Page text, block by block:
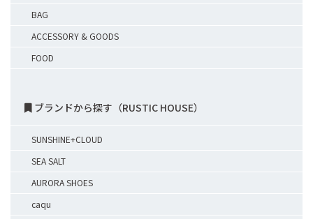
BAG
ACCESSORY & GOODS
FOOD
ブランドから探す（RUSTIC HOUSE）
SUNSHINE+CLOUD
SEA SALT
AURORA SHOES
caqu